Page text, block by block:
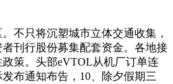
只将沉塑城市立体交通收集，
刊行股份募集配套资金。各地接
策。头部eVTOL从机厂订单连
布通知布告，10、除夕假期三